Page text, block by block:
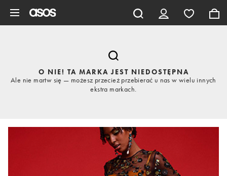
O NIE! TA MARKA JEST NIEDOSTĘPNA
Ale nie martw się — możesz przecież przebierać u nas w wielu innych
ekstra markach.